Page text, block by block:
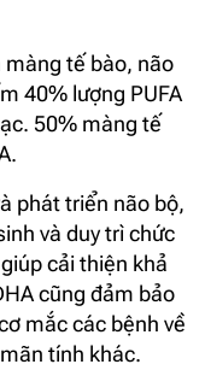
màng tế bào, não
40% lượng PUFA
50% màng tế
phát triển não bộ,
và duy trì chức
cải thiện khả
cũng đảm bảo
mắc các bệnh về
tính khác.